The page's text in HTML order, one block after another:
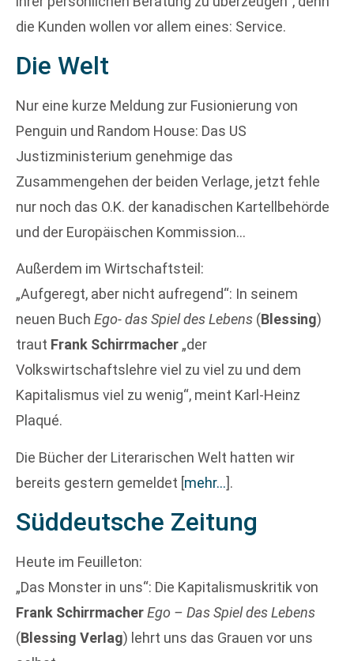
die Kunden wollen vor allem eines: Service.
Die Welt
Nur eine kurze Meldung zur Fusionierung von
Penguin und Random House: Das US
Justizministerium genehmige das
Zusammengehen der beiden Verlage, jetzt fehle
nur noch das O.K. der kanadischen Kartellbehörde
und der Europäischen Kommission…
Außerdem im Wirtschaftsteil:
„Aufgeregt, aber nicht aufregend“: In seinem
neuen Buch Ego- das Spiel des Lebens (Blessing)
traut Frank Schirrmacher „der
Volkswirtschaftslehre viel zu viel zu und dem
Kapitalismus viel zu wenig“, meint Karl-Heinz
Plaqué.
Die Bücher der Literarischen Welt hatten wir
bereits gestern gemeldet [mehr…].
Süddeutsche Zeitung
Heute im Feuilleton:
„Das Monster in uns“: Die Kapitalismuskritik von
Frank SchirrmacherEgo – Das Spiel des Lebens
(Blessing Verlag) lehrt uns das Grauen vor uns